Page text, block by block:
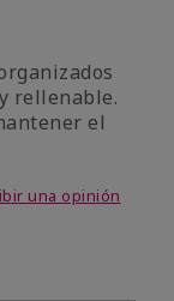
rellenable.
el
una opinión